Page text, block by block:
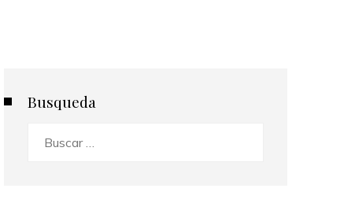
Busqueda